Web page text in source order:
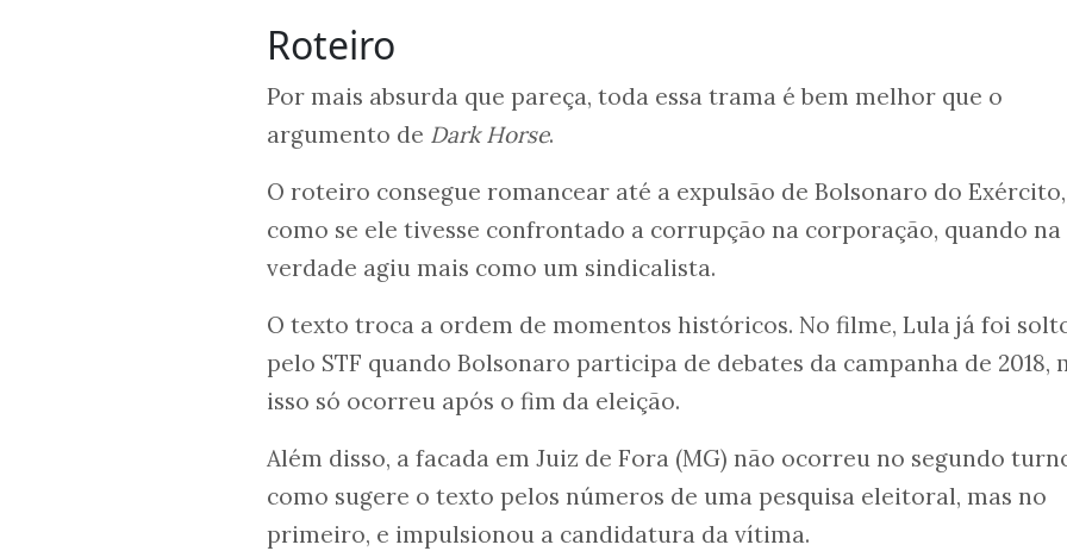
Roteiro
Por mais absurda que pareça, toda essa trama é bem melhor que o
argumento de Dark Horse.
O roteiro consegue romancear até a expulsão de Bolsonaro do Exército,
como se ele tivesse confrontado a corrupção na corporação, quando na
verdade agiu mais como um sindicalista.
O texto troca a ordem de momentos históricos. No filme, Lula já foi
pelo STF quando Bolsonaro participa de debates da campanha de 2018,
isso só ocorreu após o fim da eleição.
Além disso, a facada em Juiz de Fora (MG) não ocorreu no segundo
como sugere o texto pelos números de uma pesquisa eleitoral, mas no
primeiro, e impulsionou a candidatura da vítima.